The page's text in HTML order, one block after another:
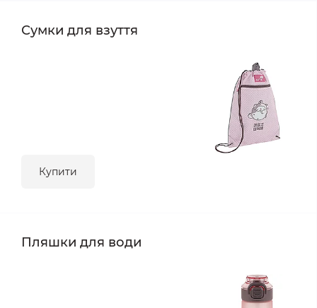
Сумки для взуття
Купити
Пляшки для води